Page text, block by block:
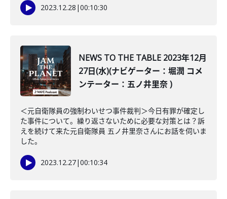
2023.12.28 |00:10:30
NEWS TO THE TABLE 2023年12月
27日(水)(ナビゲーター：堀潤 コメ
ンテーター：五ノ井里奈 )
＜元自衛隊員の強制わいせつ事件裁判＞今日有罪が確定し
た事件について。繰り返さないために必要な対策とは？訴
えを続けて来た元自衛隊員 五ノ井里奈さんにお話を伺いま
した。
2023.12.27|00:10:34